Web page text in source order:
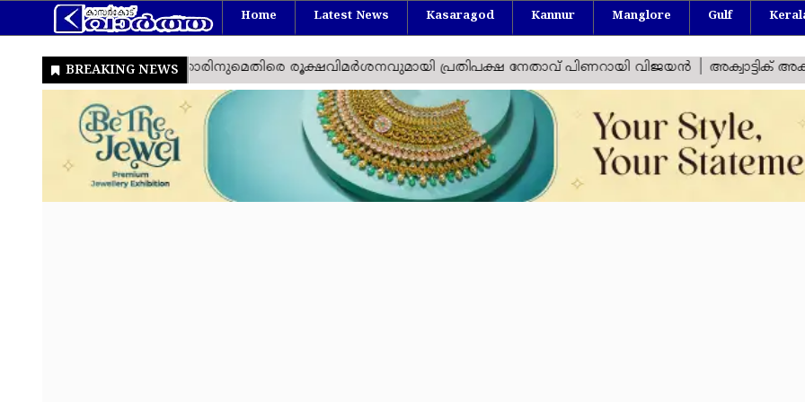
Home Latest News Kasaragod Kannur Manglore Gulf